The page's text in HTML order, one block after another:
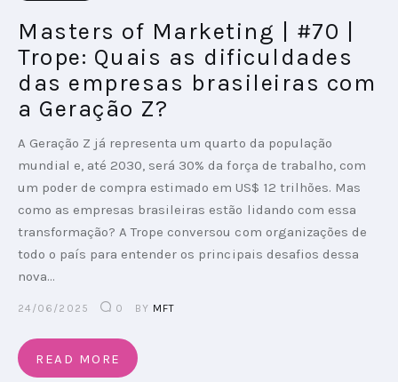
Masters of Marketing | #70 |
Trope: Quais as dificuldades
das empresas brasileiras com
a Geração Z?
A Geração Z já representa um quarto da população
mundial e, até 2030, será 30% da força de trabalho, com
um poder de compra estimado em US$ 12 trilhões. Mas
como as empresas brasileiras estão lidando com essa
transformação? A Trope conversou com organizações de
todo o país para entender os principais desafios dessa
nova…
24/06/2025 0 BY MFT
READ MORE